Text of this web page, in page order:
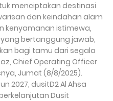
menciptakan destinasi
dan keindahan alam
kenyamanan istimewa,
bertanggung jawab,
bagi tamu dari segala
Chief Operating Officer
Jumat (8/8/2025).
2027, dusitD2 Al Ahsa
Dusit